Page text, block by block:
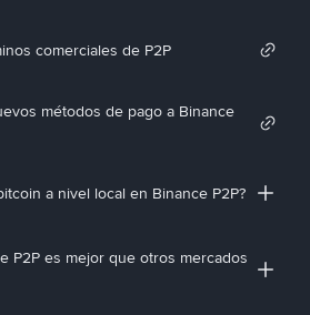
comerciales de P2P
métodos de pago a Binance
a nivel local en Binance P2P?
P2P es mejor que otros mercados